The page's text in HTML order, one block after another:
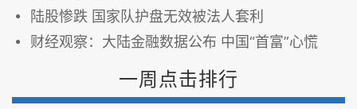
陆股惨跌 国家队护盘无效被法人套利
财经观察：大陆金融数据公布 中国“首富”心慌
一周点击排行